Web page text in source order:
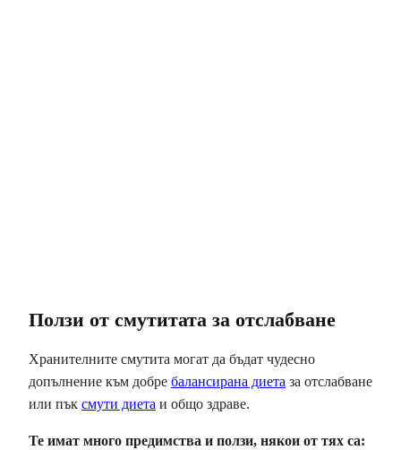
Ползи от смутитата за отслабване
Хранителните смутита могат да бъдат чудесно
допълнение към добре балансирана диета за отслабване
или пък смути диета и общо здраве.
Те имат много предимства и ползи, някои от тях са: